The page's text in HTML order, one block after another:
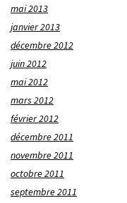
mai 2013
janvier 2013
décembre 2012
juin 2012
mai 2012
mars 2012
février 2012
décembre 2011
novembre 2011
octobre 2011
septembre 2011